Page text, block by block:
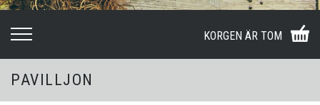
KORGEN ÄR TOM
PAVILLJON